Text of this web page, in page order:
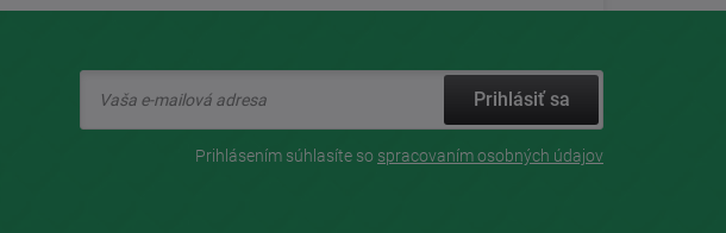
Prihlásiť sa
Prihlásením súhlasíte so spracovaním osobných údajov